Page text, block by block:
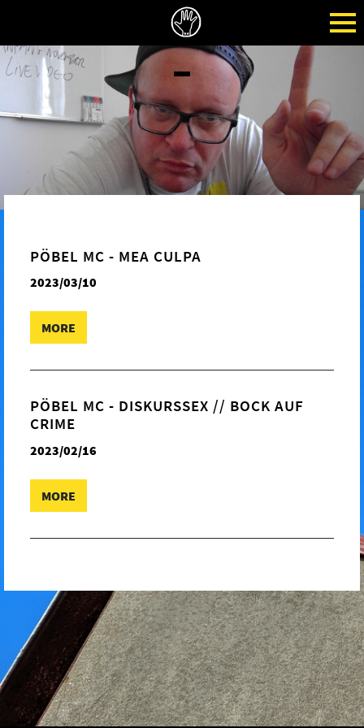
PÖBEL MC - MEA CULPA
2023/03/10
MORE
PÖBEL MC - DISKURSSEX // BOCK AUF
CRIME
2023/02/16
MORE